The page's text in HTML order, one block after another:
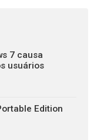
7 causa
usuários
Edition